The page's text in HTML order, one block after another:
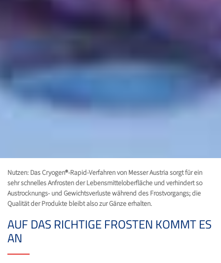
Nutzen: Das Cryogen®-Rapid-Verfahren von Messer Austria sorgt für ein
sehr schnelles Anfrosten der Lebensmitteloberfläche und verhindert so
Austrocknungs- und Gewichtsverluste während des Frostvorgangs; die
Qualität der Produkte bleibt also zur Gänze erhalten.
AUF DAS RICHTIGE FROSTEN KOMMT ES
AN